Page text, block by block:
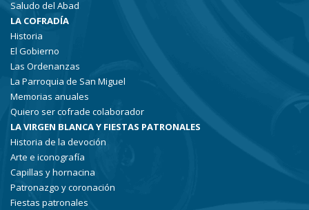
Saludo del Abad
LA COFRADÍA
Historia
El Gobierno
Las Ordenanzas
La Parroquia de San Miguel
Memorias anuales
Quiero ser cofrade colaborador
LA VIRGEN BLANCA Y FIESTAS PATRONALES
Historia de la devoción
Arte e iconografía
Capillas y hornacina
Patronazgo y coronación
Fiestas patronales